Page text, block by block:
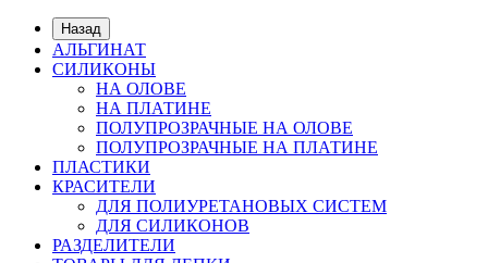
Назад
АЛЬГИНАТ
СИЛИКОНЫ
НА ОЛОВЕ
НА ПЛАТИНЕ
ПОЛУПРОЗРАЧНЫЕ НА ОЛОВЕ
ПОЛУПРОЗРАЧНЫЕ НА ПЛАТИНЕ
ПЛАСТИКИ
КРАСИТЕЛИ
ДЛЯ ПОЛИУРЕТАНОВЫХ СИСТЕМ
ДЛЯ СИЛИКОНОВ
РАЗДЕЛИТЕЛИ